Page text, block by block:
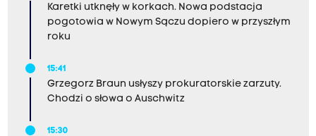
Karetki utknęły w korkach. Nowa podstacja
pogotowia w Nowym Sączu dopiero w przyszłym
roku
15:41
Grzegorz Braun usłyszy prokuratorskie zarzuty.
Chodzi o słowa o Auschwitz
15:30